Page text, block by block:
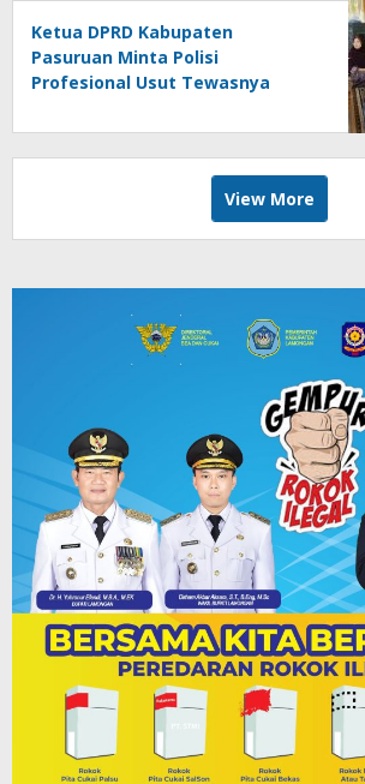
Ketua DPRD Kabupaten
Pasuruan Minta Polisi
Profesional Usut Tewasnya
Penangkapan
View More